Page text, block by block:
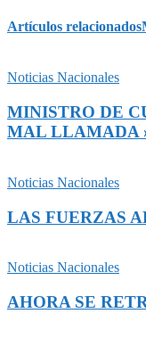
Artículos relacionados
Noticias Nacionales
MINISTRO DE
MAL LLAMADA
Noticias Nacionales
LAS FUERZAS
Noticias Nacionales
AHORA SE